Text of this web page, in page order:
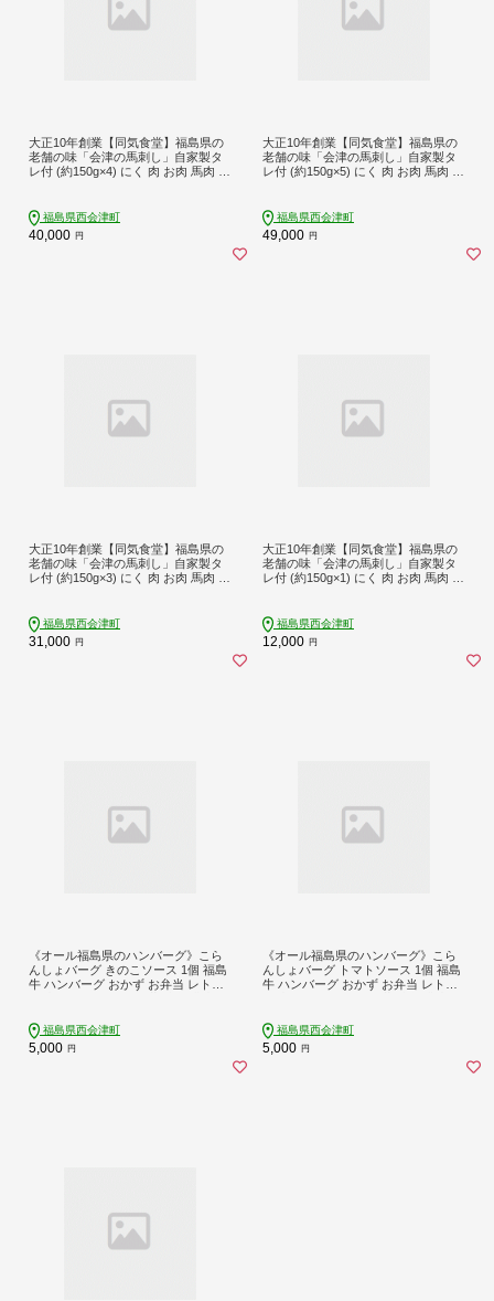
大正10年創業【同気食堂】福島県の
老舗の味「会津の馬刺し」自家製タ
レ付 (約150g×4) にく 肉 お肉 馬肉 赤
福島県西会津町
40,000 円
大正10年創業【同気食堂】福島県の
老舗の味「会津の馬刺し」自家製タ
レ付 (約150g×5) にく 肉 お肉 馬肉 赤
福島県西会津町
49,000 円
大正10年創業【同気食堂】福島県の
老舗の味「会津の馬刺し」自家製タ
レ付 (約150g×3) にく 肉 お肉 馬肉 赤
福島県西会津町
31,000 円
大正10年創業【同気食堂】福島県の
老舗の味「会津の馬刺し」自家製タ
レ付 (約150g×1) にく 肉 お肉 馬肉 赤
福島県西会津町
12,000 円
《オール福島県のハンバーグ》こら
んしょバーグ きのこソース 1個 福島
牛 ハンバーグ おかず お弁当 レトル
福島県西会津町
5,000 円
《オール福島県のハンバーグ》こら
んしょバーグ トマトソース 1個 福島
牛 ハンバーグ おかず お弁当 レトル
福島県西会津町
5,000 円